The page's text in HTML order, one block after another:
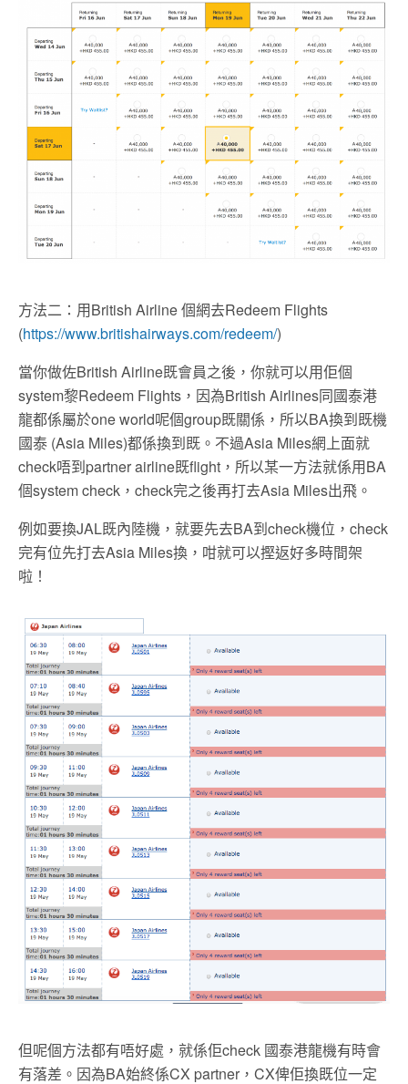
方法二：用British Airline 個網去Redeem Flights
(https://www.britishairways.com/redeem/)
當你做佐British Airline既會員之後，你就可以用佢個
system黎Redeem Flights，因為British Airlines同國泰港
龍都係屬於one world呢個group既關係，所以BA換到既機
國泰 (Asia Miles)都係換到既。不過Asia Miles網上面就
check唔到partner airline既flight，所以某一方法就係用BA
個system check，check完之後再打去Asia Miles出飛。
例如要換JAL既內陸機，就要先去BA到check機位，check
完有位先打去Asia Miles換，咁就可以摼返好多時間架
啦！
但呢個方法都有唔好處，就係佢check 國泰港龍機有時會
有落差。因為BA始終係CX partner，CX俾佢換既位一定